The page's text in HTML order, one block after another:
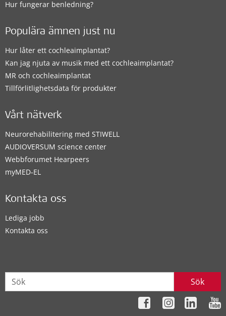
Hur fungerar benledning?
Populära ämnen just nu
Hur låter ett cochleaimplantat?
Kan jag njuta av musik med ett cochleaimplantat?
MR och cochleaimplantat
Tillförlitlighetsdata för produkter
Vårt nätverk
Neurorehabilitering med STIWELL
AUDIOVERSUM science center
Webbforumet Hearpeers
myMED‑EL
Kontakta oss
Lediga jobb
Kontakta oss
Sök